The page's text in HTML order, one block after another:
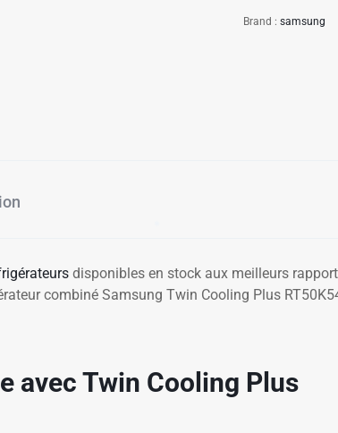
Brand :samsung
disponibles en stock aux meilleurs
combiné Samsung Twin Cooling Plus
avec Twin Cooling Plus